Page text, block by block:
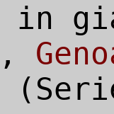
in